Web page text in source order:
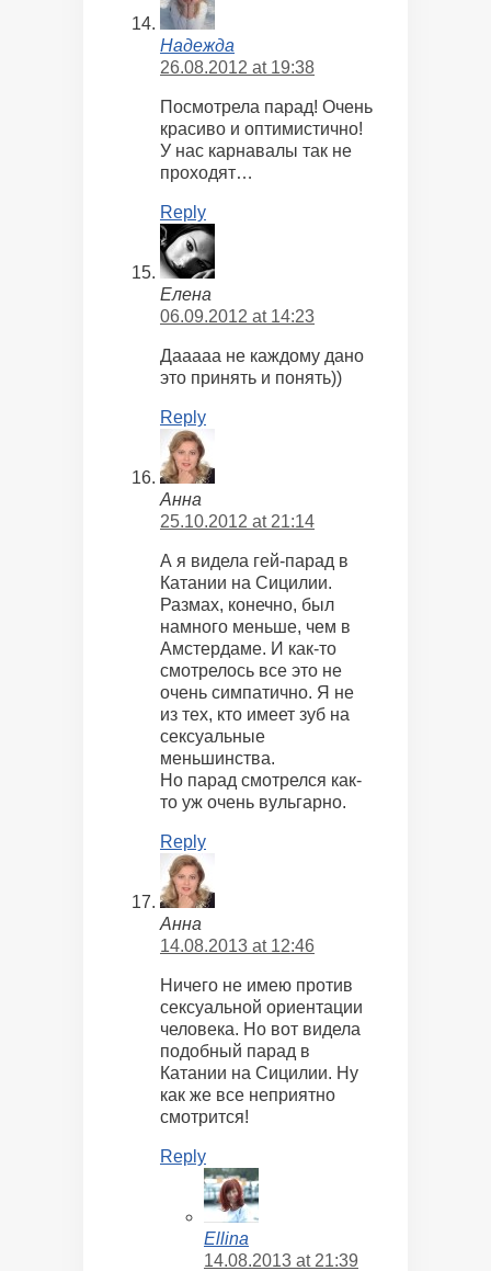
Надежда
26.08.2012 at 19:38
Посмотрела парад! Очень
красиво и оптимистично!
У нас карнавалы так не
проходят…
Reply
Елена
06.09.2012 at 14:23
Дааааа не каждому дано
это принять и понять))
Reply
Анна
25.10.2012 at 21:14
А я видела гей-парад в
Катании на Сицилии.
Размах, конечно, был
намного меньше, чем в
Амстердаме. И как-то
смотрелось все это не
очень симпатично. Я не
из тех, кто имеет зуб на
сексуальные
меньшинства.
Но парад смотрелся как-
то уж очень вульгарно.
Reply
Анна
14.08.2013 at 12:46
Ничего не имею против
сексуальной ориентации
человека. Но вот видела
подобный парад в
Катании на Сицилии. Ну
как же все неприятно
смотрится!
Reply
Ellina
14.08.2013 at 21:39